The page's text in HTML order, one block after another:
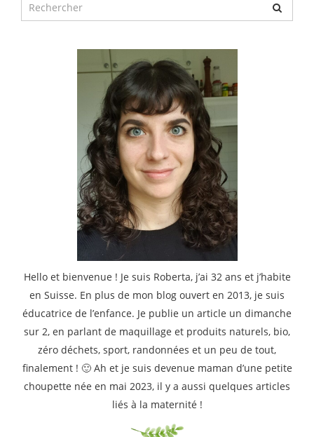
pour
Hello et bienvenue ! Je suis Roberta, j’ai 32 ans et j’habite
en Suisse. En plus de mon blog ouvert en 2013, je suis
éducatrice de l’enfance. Je publie un article un dimanche
sur 2, en parlant de maquillage et produits naturels, bio,
zéro déchets, sport, randonnées et un peu de tout,
finalement ! 🙂 Ah et je suis devenue maman d’une petite
choupette née en mai 2023, il y a aussi quelques articles
liés à la maternité !